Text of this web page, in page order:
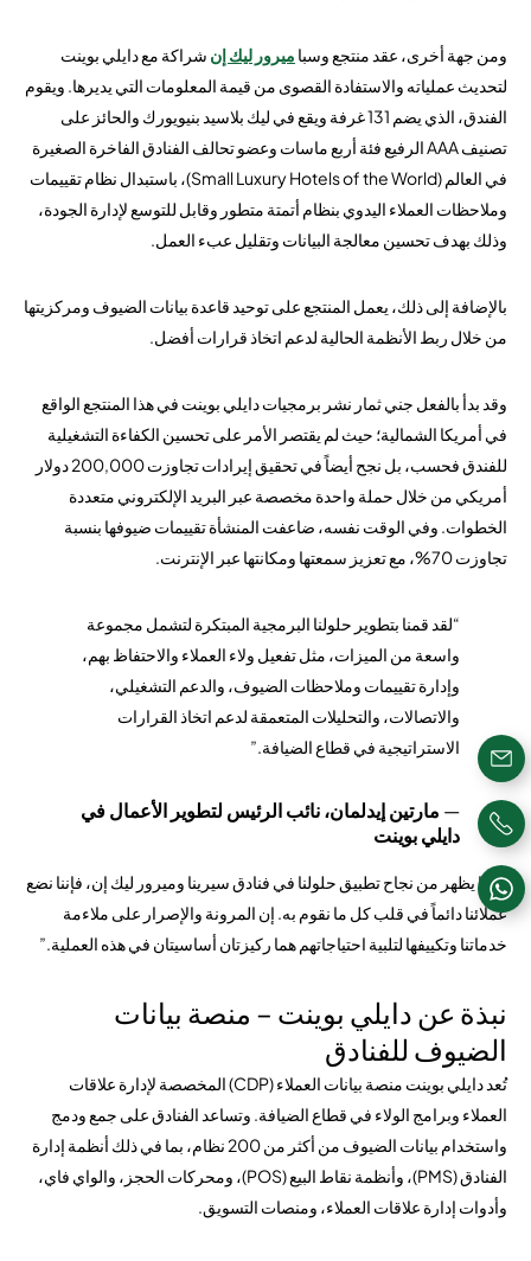
ومن جهة أخرى، عقد منتجع وسبا ميرور ليك إن شراكة مع دايلي بوينت
لتحديث عملياته والاستفادة القصوى من قيمة المعلومات التي يديرها. ويقوم
الفندق، الذي يضم 131 غرفة ويقع في ليك بلاسيد بنيويورك والحائز على
تصنيف AAA الرفيع فئة أربع ماسات وعضو تحالف الفنادق الفاخرة الصغيرة
في العالم (Small Luxury Hotels of the World)، باستبدال نظام تقييمات
وملاحظات العملاء اليدوي بنظام أتمتة متطور وقابل للتوسع لإدارة الجودة،
وذلك بهدف تحسين معالجة البيانات وتقليل عبء العمل.
بالإضافة إلى ذلك، يعمل المنتجع على توحيد قاعدة بيانات الضيوف ومركزيتها
من خلال ربط الأنظمة الحالية لدعم اتخاذ قرارات أفضل.
وقد بدأ بالفعل جني ثمار نشر برمجيات دايلي بوينت في هذا المنتجع الواقع
في أمريكا الشمالية؛ حيث لم يقتصر الأمر على تحسين الكفاءة التشغيلية
للفندق فحسب، بل نجح أيضاً في تحقيق إيرادات تجاوزت 200,000 دولار
أمريكي من خلال حملة واحدة مخصصة عبر البريد الإلكتروني متعددة
الخطوات. وفي الوقت نفسه، ضاعفت المنشأة تقييمات ضيوفها بنسبة
تجاوزت 70%، مع تعزيز سمعتها ومكانتها عبر الإنترنت.
“لقد قمنا بتطوير حلولنا البرمجية المبتكرة لتشمل مجموعة
واسعة من الميزات، مثل تفعيل ولاء العملاء والاحتفاظ بهم،
وإدارة تقييمات وملاحظات الضيوف، والدعم التشغيلي،
والاتصالات، والتحليلات المتعمقة لدعم اتخاذ القرارات
الاستراتيجية في قطاع الضيافة.”
— مارتين إيدلمان، نائب الرئيس لتطوير الأعمال في
دايلي بوينت
“كما يظهر من نجاح تطبيق حلولنا في فنادق سيرينا وميرور ليك إن، فإننا نضع
عملائنا دائماً في قلب كل ما نقوم به. إن المرونة والإصرار على ملاءمة
خدماتنا وتكييفها لتلبية احتياجاتهم هما ركيزتان أساسيتان في هذه العملية.”
نبذة عن دايلي بوينت – منصة بيانات
الضيوف للفنادق
تُعد دايلي بوينت منصة بيانات العملاء (CDP) المخصصة لإدارة علاقات
العملاء وبرامج الولاء في قطاع الضيافة. وتساعد الفنادق على جمع ودمج
واستخدام بيانات الضيوف من أكثر من 200 نظام، بما في ذلك أنظمة إدارة
الفنادق (PMS)، وأنظمة نقاط البيع (POS)، ومحركات الحجز، والواي فاي،
وأدوات إدارة علاقات العملاء، ومنصات التسويق.